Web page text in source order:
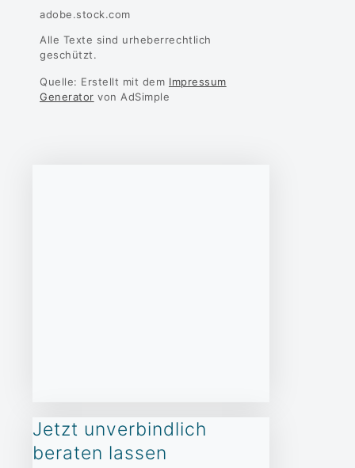
adobe.stock.com
Alle Texte sind urheberrechtlich
geschützt.
Quelle: Erstellt mit dem Impressum
Generator von AdSimple
Jetzt unverbindlich
beraten lassen